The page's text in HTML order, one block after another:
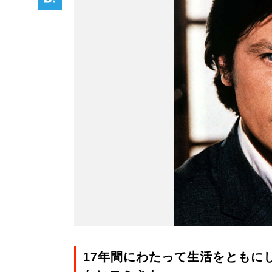
17年間にわたって生活をともに